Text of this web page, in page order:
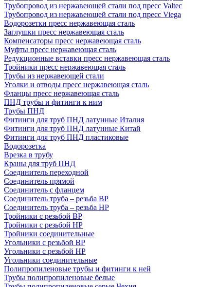
Трубопровод из нержавеющей стали под пресс Valtec
Трубопровод из нержавеющей стали под пресс Viega
Водорозетки пресс нержавеющая сталь
Заглушки пресс нержавеющая сталь
Компенсаторы пресс нержавеющая сталь
Муфты пресс нержавеющая сталь
Редукционные вставки пресс нержавеющая сталь
Тройники пресс нержавеющая сталь
Трубы из нержавеющей стали
Уголки и отводы пресс нержавеющая сталь
Фланцы пресс нержавеющая сталь
ПНД трубы и фитинги к ним
Трубы ПНД
Фитинги для труб ПНД латунные Италия
Фитинги для труб ПНД латунные Китай
Фитинги для труб ПНД пластиковые
Водорозетка
Врезка в трубу
Краны для труб ПНД
Соединитель переходной
Соединитель прямой
Соединитель с фланцем
Соединитель труба – резьба ВР
Соединитель труба – резьба НР
Тройники с резьбой ВР
Тройники с резьбой НР
Тройники соединительные
Угольники с резьбой ВР
Угольники с резьбой НР
Угольники соединительные
Полипропиленовые трубы и фитинги к ней
Трубы полипропиленовые белые